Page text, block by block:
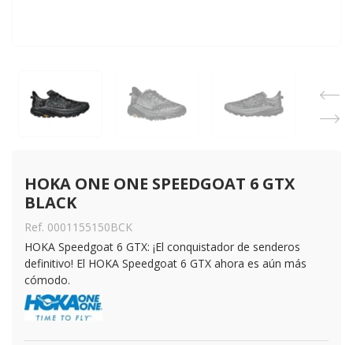
HOKA ONE ONE SPEEDGOAT 6 GTX
BLACK
Ref. 0001155150BCK
HOKA Speedgoat 6 GTX: ¡El conquistador de senderos
definitivo! El HOKA Speedgoat 6 GTX ahora es aún más
cómodo.